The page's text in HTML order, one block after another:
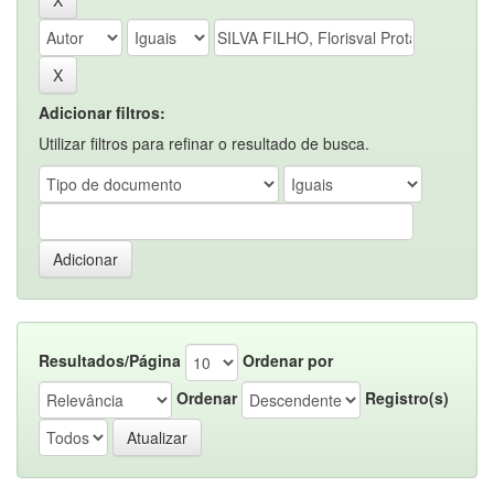
Adicionar filtros:
Utilizar filtros para refinar o resultado de busca.
Resultados/Página
Ordenar por
Ordenar
Registro(s)